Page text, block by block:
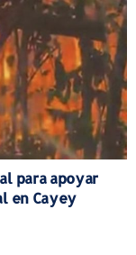
para apoyar
en Cayey